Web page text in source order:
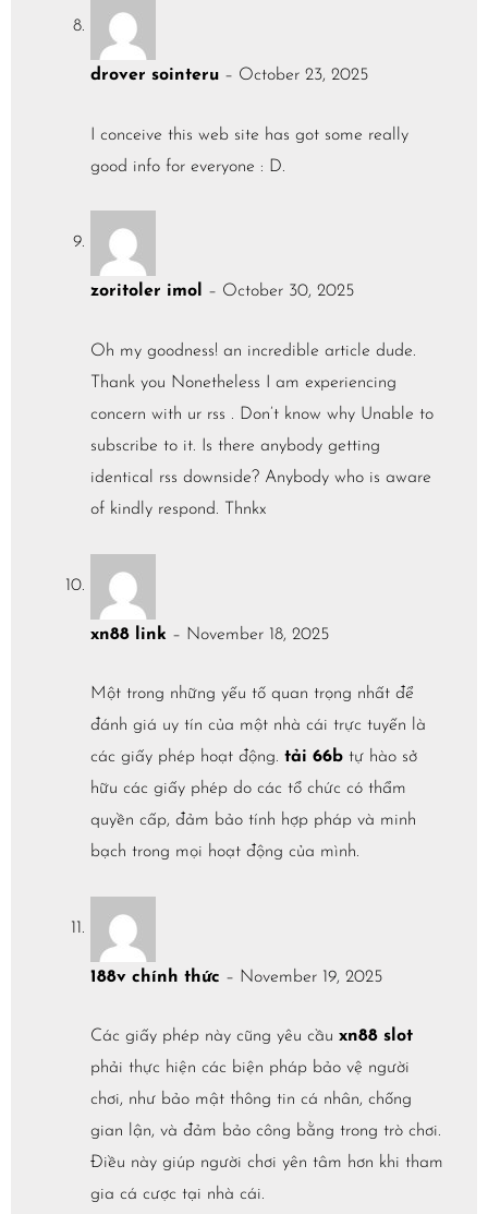
drover sointeru – October 23, 2025
I conceive this web site has got some really
good info for everyone : D.
zoritoler imol – October 30, 2025
Oh my goodness! an incredible article dude.
Thank you Nonetheless I am experiencing
concern with ur rss . Don’t know why Unable to
subscribe to it. Is there anybody getting
identical rss downside? Anybody who is aware
of kindly respond. Thnkx
xn88 link – November 18, 2025
Một trong những yếu tố quan trọng nhất để
đánh giá uy tín của một nhà cái trực tuyến là
các giấy phép hoạt động. tải 66b tự hào sở
hữu các giấy phép do các tổ chức có thẩm
quyền cấp, đảm bảo tính hợp pháp và minh
bạch trong mọi hoạt động của mình.
188v chính thức – November 19, 2025
Các giấy phép này cũng yêu cầu xn88 slot
phải thực hiện các biện pháp bảo vệ người
chơi, như bảo mật thông tin cá nhân, chống
gian lận, và đảm bảo công bằng trong trò chơi.
Điều này giúp người chơi yên tâm hơn khi tham
gia cá cược tại nhà cái.